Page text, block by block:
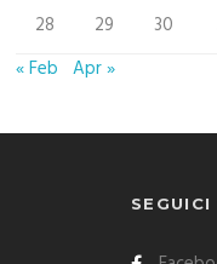
28
29 30
« Feb Apr »
SEGUICI